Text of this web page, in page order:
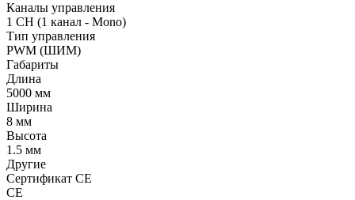
Каналы управления
1 CH (1 канал - Mono)
Тип управления
PWM (ШИМ)
Габариты
Длина
5000 мм
Ширина
8 мм
Высота
1.5 мм
Другие
Сертификат CE
CE